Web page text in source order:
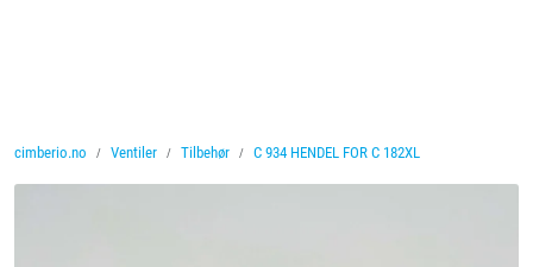
cimberio.no Ventiler Tilbehør C 934 HENDEL FOR C 182XL
Vannbehandling